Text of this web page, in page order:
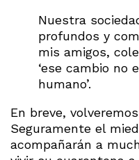
Nuestra
profundos y
mis amigos,
‘ese cambio no
humano’.
En breve,
Seguramente el
acompañarán a